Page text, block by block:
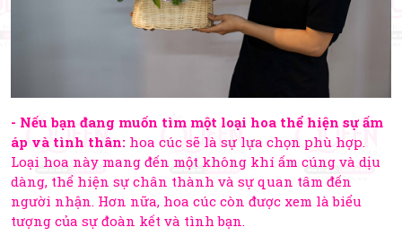
- Nếu bạn đang muốn tìm một loại hoa thể hiện sự ấm
áp và tình thân: hoa cúc sẽ là sự lựa chọn phù hợp.
Loại hoa này mang đến một không khí ấm cúng và dịu
dàng, thể hiện sự chân thành và sự quan tâm đến
người nhận. Hơn nữa, hoa cúc còn được xem là biểu
tượng của sự đoàn kết và tình bạn.